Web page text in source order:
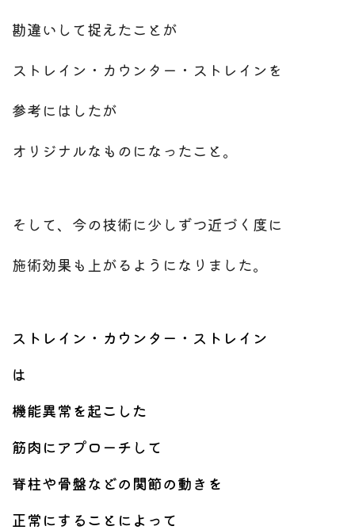
勘違いして捉えたことが
ストレイン・カウンター・ストレインを
参考にはしたが
オリジナルなものになったこと。
そして、今の技術に少しずつ近づく度に
施術効果も上がるようになりました。
ストレイン・カウンター・ストレイン
は
機能異常を起こした
筋肉にアプローチして
脊柱や骨盤などの関節の動きを
正常にすることによって